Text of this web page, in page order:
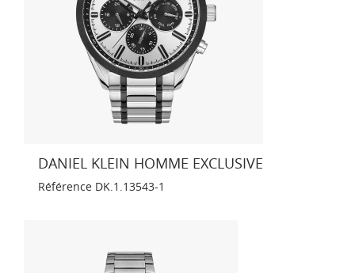
DANIEL KLEIN HOMME EXCLUSIVE
Référence DK.1.13543-1